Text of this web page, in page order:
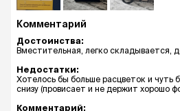
Комментарий
Достоинства:
Вместительная, легко складывается,
Недостатки:
Хотелось бы больше расцветок и чуть
снизу (провисает и не держит хорошо
Комментарий: